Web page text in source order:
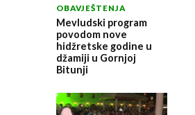
OBAVJEŠTENJA
Mevludski program
povodom nove
hidžretske godine u
džamiji u Gornjoj
Bitunji